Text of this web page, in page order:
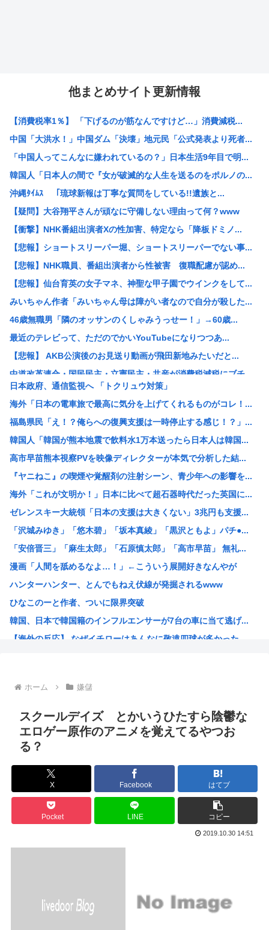
他まとめサイト更新情報
【消費税率1％】 「下げるのが筋なんですけど…」消費減税...
中国「大洪水！」中国ダム「決壊」地元民「公式発表より死者...
「中国人ってこんなに嫌われているの？」日本生活9年目で明...
韓国人「日本人の間で『女が破滅的な人生を送るのをポルノの...
沖縄ﾀｲﾑｽ 「琉球新報は丁寧な質問をしている!!遺族と...
【疑問】大谷翔平さんが頑なに守備しない理由って何？www
【衝撃】NHK番組出演者Xの性加害、特定なら「降板ドミノ...
【悲報】ショートスリーパー堀、ショートスリーパーでない事...
【悲報】NHK職員、番組出演者から性被害 復職配慮が認め...
【悲報】仙台育英の女子マネ、神聖な甲子園でウインクをして...
みいちゃん作者「みいちゃん母は障がい者なので自分が殺した...
46歳無職男「隣のオッサンのくしゃみうっせー！」→60歳...
最近のテレビって、ただのでかいYouTubeになりつつあ...
【悲報】 AKB公演後のお見送り動画が飛田新地みたいだと...
中道改革連合・国民民主・立憲民主・共産が消費税減税にブチ...
中国「アメリカさぁ、調子乗ってるからお前らが頼ってる軍用...
韓国人の対日好感度が過去最高に、「ノージャパン」は終わっ...
【画像】元ジャンポケ・斉藤慎二被告の妻・瀬戸サオリがイン...
スペースX、株価大暴落
柳葉敏郎の代表作、「踊る大捜査線しかない」
産経新聞、東北で新聞発行休止へ
【衝撃】JKの従姉妹が泊まりに来た結果www
【速報】なぜか読める画像が発見されるwww
【衝撃】清水アキラさんの息子・清水良太郎さん死去で落語家...
【困惑】ミセスグリーンアップルさんってもう落ち目なんか？...
特定外来カミキリムシに1匹300円の賞金をかけた高崎市、...
【朗報】 消費減税、閣議決定 来年4月から2年間1％に
まんさん被災地に手作りおにぎりを出荷www
毎年恒例の中国大洪水。湖北省秭帰県の現在の様子がこちら
日本政府、通信監視へ 「トクリュウ対策」
海外「日本の電車旅で最高に気分を上げてくれるものがコレ！...
福島県民「え！？俺らへの復興支援は一時停止する感じ！？」...
韓国人「韓国が熊本地震で飲料水1万本送ったら日本人は韓国...
高市早苗熊本視察PVを映像ディレクターが本気で分析した結...
『ヤニねこ』の喫煙や覚醒剤の注射シーン、青少年への影響を...
海外「これが文明か！」日本に比べて超石器時代だった英国に...
ゼレンスキー大統領「日本の支援は大きくない」3兆円も支援...
「沢城みゆき」「悠木碧」「坂本真綾」「黒沢ともよ」パチ●...
「安倍晋三」「麻生太郎」「石原慎太郎」「高市早苗」 無礼...
漫画「人間を舐めるなよ…！」←こういう展開好きなんやが
ハンターハンター、とんでもねえ伏線が発掘されるwww
ひなこのーと作者、ついに限界突破
韓国、日本で韓国籍のインフルエンサーが7台の車に当て逃げ...
【海外の反応】 なぜイチローはあんなに敬遠四球が多かった...
「ムクゲェジ漫画」ガチでリアルだったwww
【原爆の日】へいわをかえせ
みい山、あんだけ騒ぎになってるのに未だにどこのメディアも...
週刊少年ジャンプ、発行部数100万部割れwww
日本人「うちの犬、たまたまついてきた八百屋で一目惚れした...
【画像】広島市長のスピーチを聞いてる時の高市早苗の顔ww...
【雑誌】かつて650万部を誇った「週刊少年ジャンプ」、発...
かのかりとかいう誰が見てるのか謎の漫画www
Win95開発者「日本でITが3Kと呼ばれるのは企業が根...
ホーム 嫌儲
スクールデイズ とかいうひたすら陰鬱な
エロゲー原作のアニメを覚えてるやつお
る？
X Facebook はてブ
Pocket LINE コピー
2019.10.30 14:51